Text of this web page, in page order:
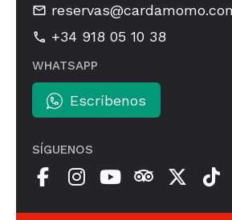
+34 918 05 10 38
WHATSAPP
Escríbenos
SÍGUENOS